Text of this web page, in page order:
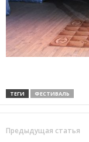
ТЕГИ ФЕСТИВАЛЬ
Предыдущая статья